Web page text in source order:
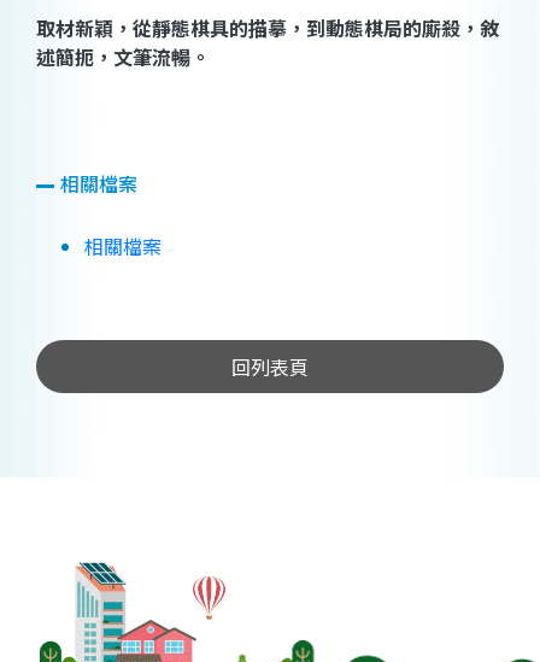
取材新穎，從靜態棋具的描摹，到動態棋局的廝殺，敘
述簡扼，文筆流暢。
相關檔案
相關檔案
回列表頁